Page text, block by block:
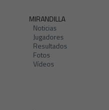
MIRANDILLA
Noticias
Jugadores
Resultados
Fotos
Vídeos